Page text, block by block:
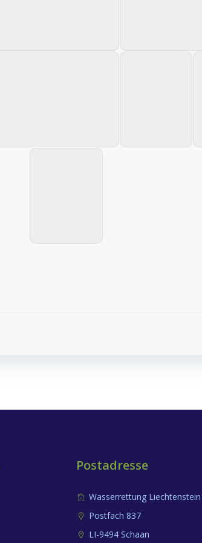
Postadresse
Wasserrettung Liechtenstein
Postfach 837
LI-9494 Schaan